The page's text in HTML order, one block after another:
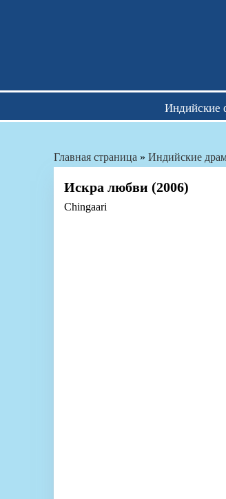
Индийские
Главная страница » Индийские
Искра любви (2006)
Chingaari